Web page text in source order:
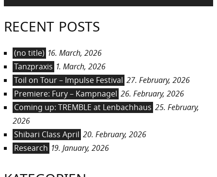
RECENT POSTS
(no title) 16. March, 2026
Tanzpraxis 1. March, 2026
Toil on Tour – Impulse Festival 27. February, 2026
Premiere: Fury – Kampnagel 26. February, 2026
Coming up: TREMBLE at Lenbachhaus 25. February,
2026
Shibari Class April 20. February, 2026
Research 19. January, 2026